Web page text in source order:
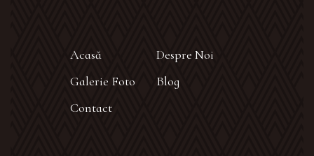
Acasă
Despre Noi
Galerie Foto
Blog
Contact